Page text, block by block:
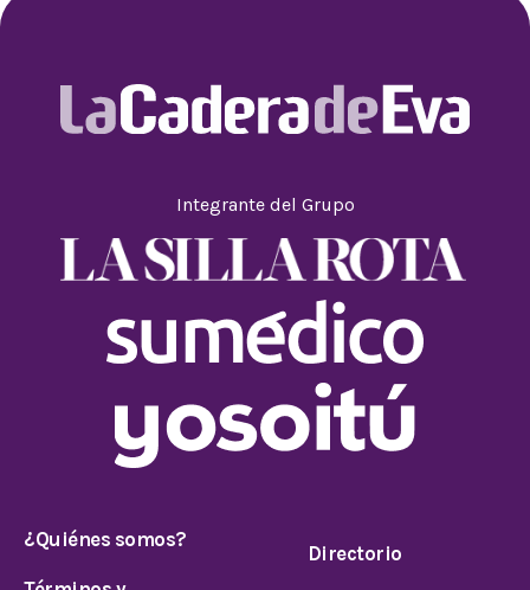
Integrante del Grupo
¿Quiénes somos?
Directorio